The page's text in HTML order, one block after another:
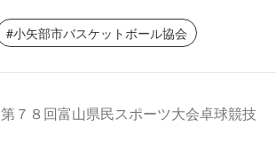
小矢部市バスケットボール協会
第７８回富山県民スポーツ大会卓球競技